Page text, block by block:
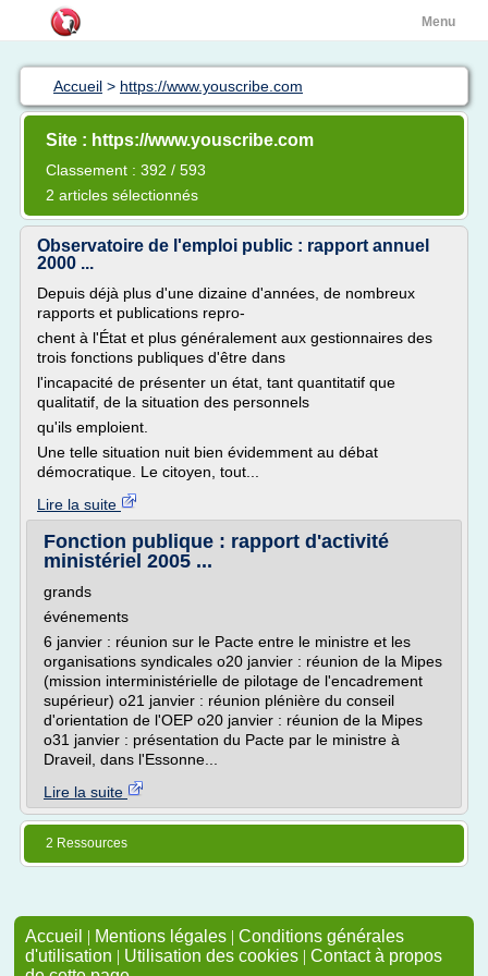
Menu
Accueil > https://www.youscribe.com
Site : https://www.youscribe.com
Classement : 392 / 593
2 articles sélectionnés
Observatoire de l'emploi public : rapport annuel
2000 ...
Depuis déjà plus d'une dizaine d'années, de nombreux
rapports et publications repro-
chent à l'État et plus généralement aux gestionnaires des
trois fonctions publiques d'être dans
l'incapacité de présenter un état, tant quantitatif que
qualitatif, de la situation des personnels
qu'ils emploient.
Une telle situation nuit bien évidemment au débat
démocratique. Le citoyen, tout...
Lire la suite
Fonction publique : rapport d'activité
ministériel 2005 ...
grands
événements
6 janvier : réunion sur le Pacte entre le ministre et les
organisations syndicales o20 janvier : réunion de la Mipes
(mission interministérielle de pilotage de l'encadrement
supérieur) o21 janvier : réunion plénière du conseil
d'orientation de l'OEP o20 janvier : réunion de la Mipes
o31 janvier : présentation du Pacte par le ministre à
Draveil, dans l'Essonne...
Lire la suite
2 Ressources
Accueil | Mentions légales | Conditions générales
d'utilisation | Utilisation des cookies | Contact à propos